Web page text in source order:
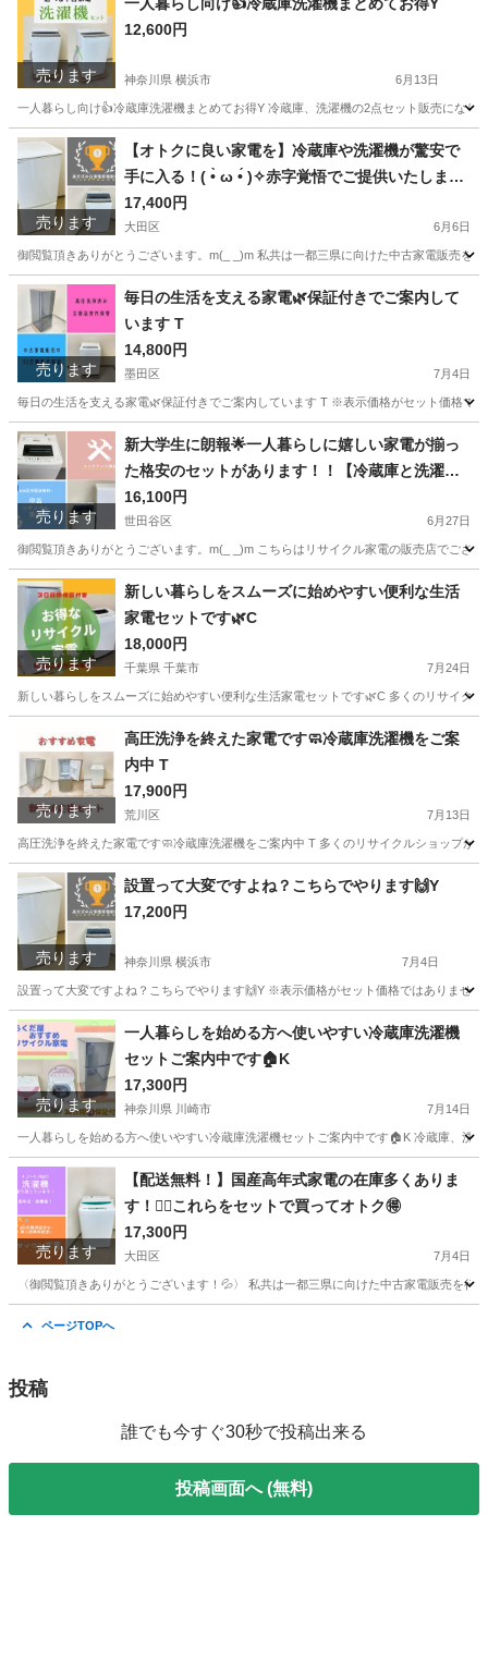
売ります
12,600円
神奈川県 横浜市 6月13日
一人暮らし向け👍冷蔵庫洗濯機まとめてお得Y 冷蔵庫、洗濯機の2点セット販売にな
神奈川 横浜市 キッチン家電 階段
売ります
【オトクに良い家電を】冷蔵庫や洗濯機が驚安で
手に入る！( •̀ ω •́ )✧赤字覚悟でご提供いたします
✨
17,400円
大田区 6月6日
御閲覧頂きありがとうございます。m(_ _)m 私共は一都三県に向けた中古家電販売を
東京 大田区 キッチン家電 神奈川 横浜市 キッチン家電
取り付け
売ります
毎日の生活を支える家電🌿保証付きでご案内して
います T
14,800円
墨田区 7月4日
毎日の生活を支える家電🌿保証付きでご案内しています T ※表示価格がセット価格で
東京 墨田区 キッチン家電 Comfee
売ります
新大学生に朗報🌟一人暮らしに嬉しい家電が揃っ
た格安のセットがあります！！【冷蔵庫と洗濯機
が一気に手に入る🌟】
16,100円
世田谷区 6月27日
御閲覧頂きありがとうございます。m(_ _)m こちらはリサイクル家電の販売店でござ
東京 世田谷区 キッチン家電 商品
売ります
新しい暮らしをスムーズに始めやすい便利な生活
家電セットです🌿C
18,000円
千葉県 千葉市 7月24日
新しい暮らしをスムーズに始めやすい便利な生活家電セットです🌿C 多くのリサイ
生活家電 AQUA
売ります
高圧洗浄を終えた家電です🧼冷蔵庫洗濯機をご案
内中 T
17,900円
荒川区 7月13日
高圧洗浄を終えた家電です🧼冷蔵庫洗濯機をご案内中 T 多くのリサイクルショップ
東京 荒川区 生活家電 YRZ
売ります
設置って大変ですよね？こちらでやります🙌Y
17,200円
神奈川県 横浜市 7月4日
設置って大変ですよね？こちらでやります🙌Y ※表示価格がセット価格ではありませ
神奈川 横浜市 生活家電 階段
売ります
一人暮らしを始める方へ使いやすい冷蔵庫洗濯機
セットご案内中です🏠K
17,300円
神奈川県 川崎市 7月14日
一人暮らしを始める方へ使いやすい冷蔵庫洗濯機セットご案内中です🏠K 冷蔵庫、洗
神奈川 川崎市 生活家電 HITACHI
売ります
【配送無料！】国産高年式家電の在庫多くありま
す！👍🏻これらをセットで買ってオトク🉐
17,300円
大田区 7月4日
〈御閲覧頂きありがとうございます！💦〉 私共は一都三県に向けた中古家電販売を
ページTOPへ
投稿
誰でも今すぐ30秒で投稿出来る
投稿画面へ (無料)